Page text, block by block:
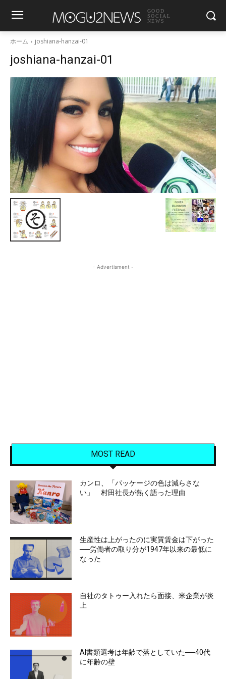
GOOD
SOCIAL
NEWS
ホーム joshiana-hanzai-01
joshiana-hanzai-01
- Advertisment -
MOST READ
カンロ、「パッケージの色は減らさな
い」 村田社長が熱く語った理由
生産性は上がったのに実質賃金は下がった
──労働者の取り分が1947年以来の最低に
なった
自社のタトゥー入れたら面接、米企業が炎
上
AI書類選考は年齢で落としていた──40代
に年齢の壁